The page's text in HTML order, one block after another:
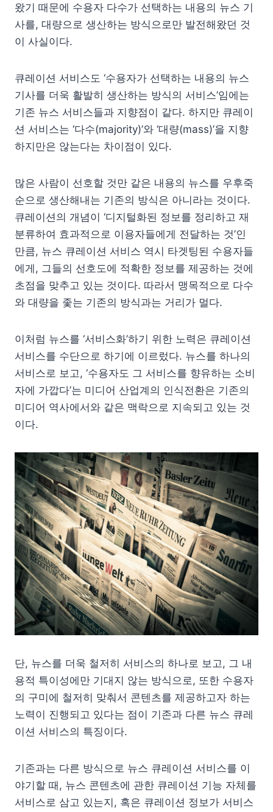
왔기 때문에 수용자 다수가 선택하는 내용의 뉴스 기
사를, 대량으로 생산하는 방식으로만 발전해왔던 것
이 사실이다.
큐레이션 서비스도 ‘수용자가 선택하는 내용의 뉴스
기사를 더욱 활발히 생산하는 방식의 서비스’임에는
기존 뉴스 서비스들과 지향점이 같다. 하지만 큐레이
션 서비스는 ‘다수(majority)’와 ‘대량(mass)’을 지향
하지만은 않는다는 차이점이 있다.
많은 사람이 선호할 것만 같은 내용의 뉴스를 우후죽
순으로 생산해내는 기존의 방식은 아니라는 것이다.
큐레이션의 개념이 ‘디지털화된 정보를 정리하고 재
분류하여 효과적으로 이용자들에게 전달하는 것’인
만큼, 뉴스 큐레이션 서비스 역시 타겟팅된 수용자들
에게, 그들의 선호도에 적확한 정보를 제공하는 것에
초점을 맞추고 있는 것이다. 따라서 맹목적으로 다수
와 대량을 좇는 기존의 방식과는 거리가 멀다.
이처럼 뉴스를 ‘서비스화’하기 위한 노력은 큐레이션
서비스를 수단으로 하기에 이르렀다. 뉴스를 하나의
서비스로 보고, ‘수용자도 그 서비스를 향유하는 소비
자에 가깝다’는 미디어 산업계의 인식전환은 기존의
미디어 역사에서와 같은 맥락으로 지속되고 있는 것
이다.
단, 뉴스를 더욱 철저히 서비스의 하나로 보고, 그 내
용적 특이성에만 기대지 않는 방식으로, 또한 수용자
의 구미에 철저히 맞춰서 콘텐츠를 제공하고자 하는
노력이 진행되고 있다는 점이 기존과 다른 뉴스 큐레
이션 서비스의 특징이다.
기존과는 다른 방식으로 뉴스 큐레이션 서비스를 이
야기할 때, 뉴스 콘텐츠에 관한 큐레이션 기능 자체를
서비스로 삼고 있는지, 혹은 큐레이션 정보가 서비스